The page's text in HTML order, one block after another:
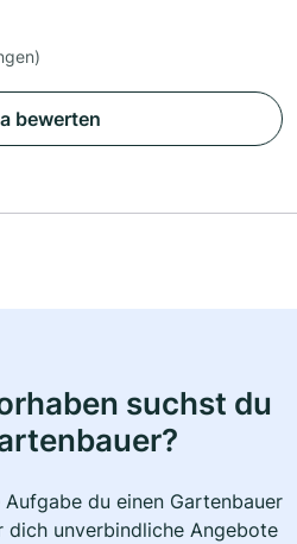
bewerten
suchst du
du einen Gartenbauer
unverbindliche Angebote